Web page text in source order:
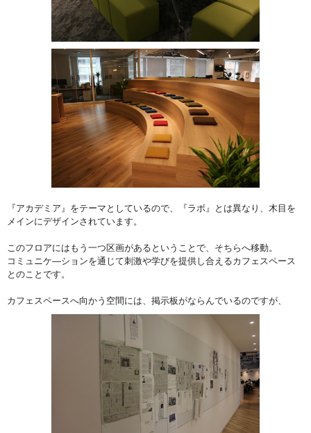
『アカデミア』をテーマとしているので、『ラボ』とは異なり、木目を
メインにデザインされています。
このフロアにはもう一つ区画があるということで、そちらへ移動。
コミュニケ―ションを通じて刺激や学びを提供し合えるカフェスペース
とのことです。
カフェスペースへ向かう空間には、掲示板がならんでいるのですが、